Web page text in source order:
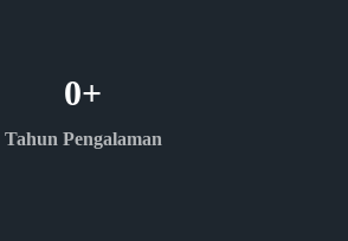
Tahun Pengalaman
0+